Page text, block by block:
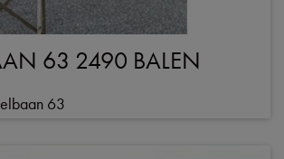
63 2490 BALEN
63